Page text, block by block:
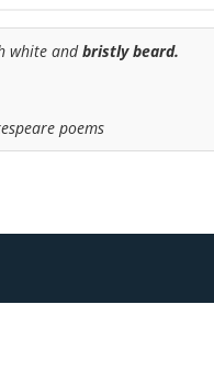
white andbristly beard.
poems